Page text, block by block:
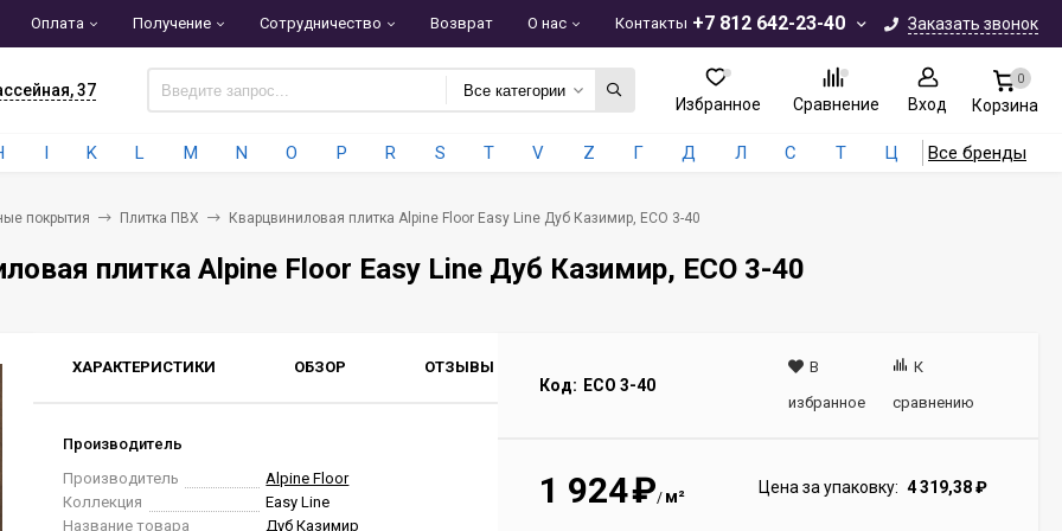
+7 812 642-23-40 Заказать звонок
Оплата Получение Сотрудничество Возврат О нас Контакты
37 Все категории
Избранное Сравнение Вход
0
Корзина
I K L M N O P R S T V Z Г Д Л С Т Ц Все бренды
покрытия Плитка ПВХ Кварцвиниловая плитка Alpine Floor Easy Line Дуб Казимир, ЕСО 3-40
плитка Alpine Floor Easy Line Дуб Казимир, ЕСО 3-40
ХАРАКТЕРИСТИКИ ОБЗОР ОТЗЫВЫ
Производитель
Производитель
Alpine Floor
Коллекция
Easy Line
Название товара
Дуб Казимир
Код: ECO 3-40
В
избранное
К
сравнению
1 924₽/ м² Цена за упаковку: 4 319,38₽